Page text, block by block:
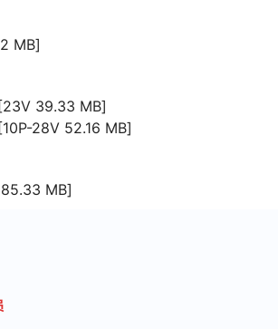
MB]
39.33 MB]
28V 52.16 MB]
MB]